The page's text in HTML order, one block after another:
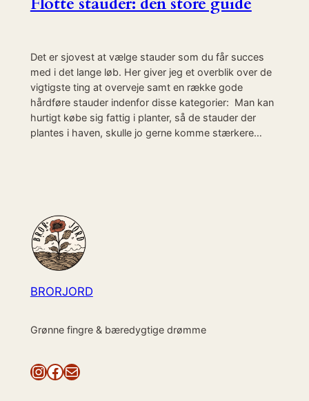
Det er sjovest at vælge stauder som du får succes
med i det lange løb. Her giver jeg et overblik over de
vigtigste ting at overveje samt en række gode
hårdføre stauder indenfor disse kategorier: Man kan
hurtigt købe sig fattig i planter, så de stauder der
plantes i haven, skulle jo gerne komme stærkere…
BRORJORD
Grønne fingre & bæredygtige drømme
InstagramFacebook Mail